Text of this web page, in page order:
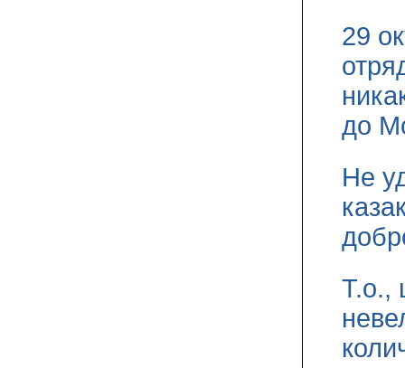
29
до
Не
Т.о.,